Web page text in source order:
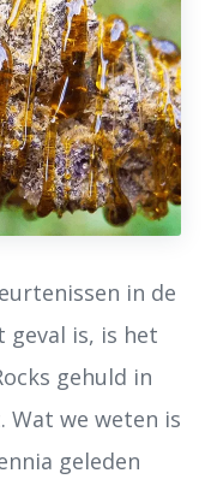
in de
geval is, is het
gehuld in
Wat we weten is
geleden